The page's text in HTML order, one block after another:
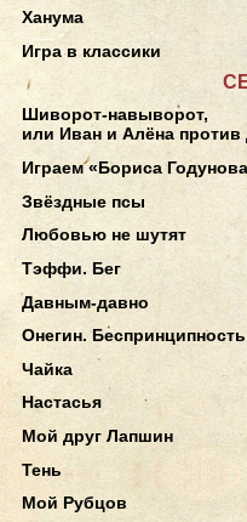
Ханума
Игра в классики
Шиворот-навыворот,
или Иван и Алёна против
Играем «Бориса
Звёздные псы
Любовью не шутят
Тэффи. Бег
Давным-давно
Онегин. Беспринципность
Чайка
Настасья
Мой друг Лапшин
Тень
Мой Рубцов